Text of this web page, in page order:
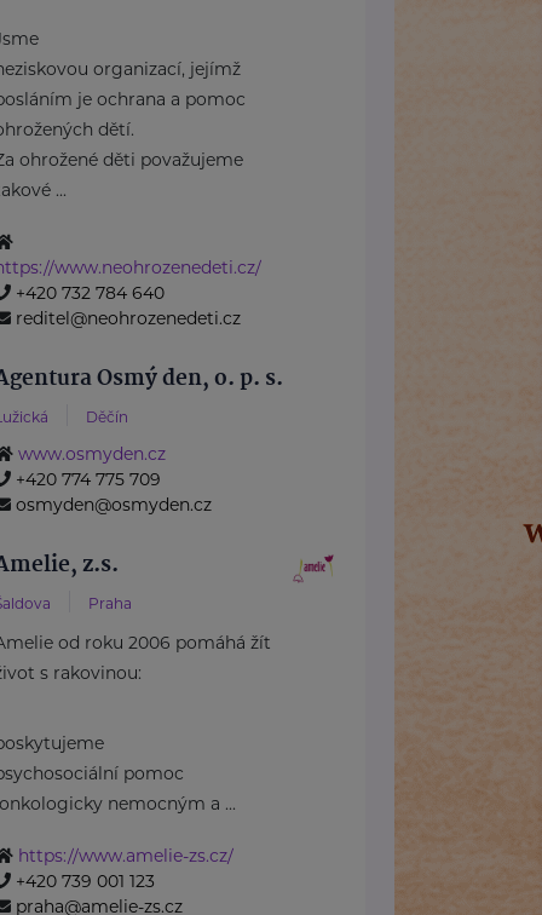
organizací, jejímž
je ochrana a pomoc
dětí.
ohrožené děti považujeme
...
www.neohrozenedeti.cz/
+420 732 784 640
reditel@neohrozenedeti.cz
Osmý den, o. p. s.
Děčín
www.osmyden.cz
+420 774 775 709
osmyden@osmyden.cz
z.s.
Praha
od roku 2006 pomáhá žít
s rakovinou:
pomoc
onkologicky nemocným a ...
https://www.amelie-zs.cz/
+420 739 001 123
praha@amelie-zs.cz